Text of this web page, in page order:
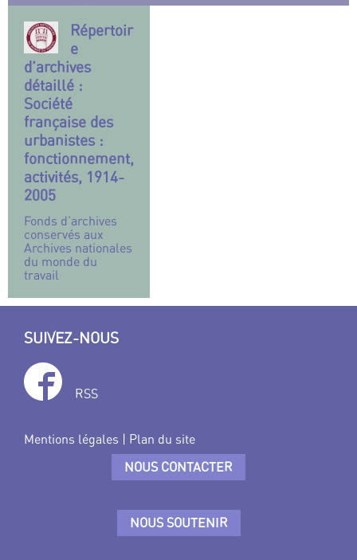
Répertoir
e
d’archives
détaillé :
Société
française des
urbanistes :
fonctionnement,
activités, 1914-
2005
Fonds d’archives
conservés aux
Archives nationales
du monde du
travail
SUIVEZ-NOUS
RSS
Mentions légales | Plan du site
NOUS CONTACTER
NOUS SOUTENIR